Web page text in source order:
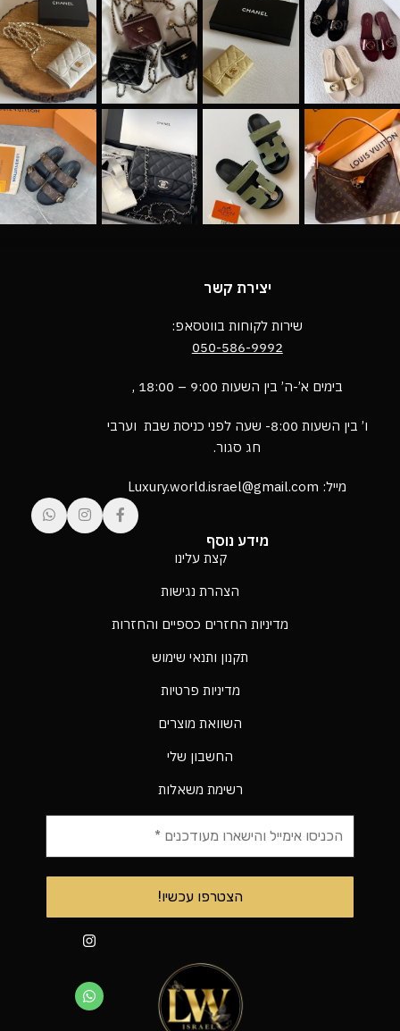
יצירת קשר
שירות לקוחות בווטסאפ:
050-586-9992
בימים א’-ה’ בין השעות 9:00 – 18:00 ,
ו’ בין השעות 8:00- שעה לפני כניסת שבת וערבי
חג סגור.
מייל: Luxury.world.israel@gmail.com
מידע נוסף
קצת עלינו
הצהרת נגישות
מדיניות החזרים כספיים והחזרות
תקנון ותנאי שימוש
מדיניות פרטיות
השוואת מוצרים
החשבון שלי
רשימת משאלות